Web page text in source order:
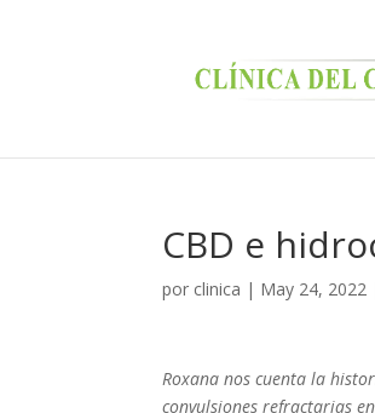
CBD e
por clinica | May 24, 2022
Roxana nos cuenta la
convulsiones refractarias